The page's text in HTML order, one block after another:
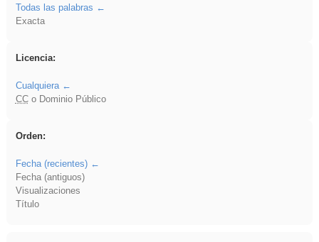
Todas las palabras
Exacta
Licencia:
Cualquiera
CCo Dominio Público
Orden:
Fecha (recientes)
Fecha (antiguos)
Visualizaciones
Título